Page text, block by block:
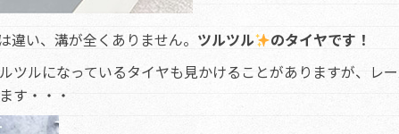
違い、溝が全くありません。 ツルツル
のタイヤです！
ツルになっているタイヤも見かけることがありますが、レ
す・・・